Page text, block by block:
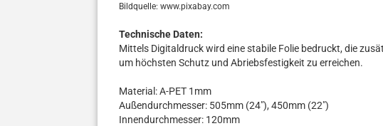
Bildquelle: www.pixabay.com
Technische Daten:
Mittels Digitaldruck wird eine stabile Folie bedruckt, die
um höchsten Schutz und Abriebsfestigkeit zu erreichen.
Material: A-PET 1mm
Außendurchmesser: 505mm (24"), 450mm (22")
Innendurchmesser: 120mm